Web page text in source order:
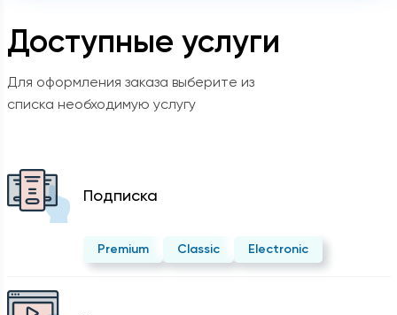
Доступные услуги
Для оформления заказа выберите из
списка необходимую услугу
Подписка
Premium Classic Electronic